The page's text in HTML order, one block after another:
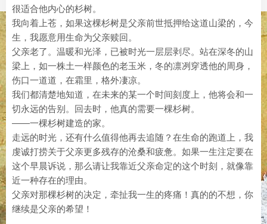
很适合他内心的杉树。
我向着上苍，如果这棵杉树是父亲前世抵押给这道山梁的，今
生，我愿意用生命为父亲赎回。
父亲老了。温暖和光泽，已被时光一层层剥尽。站在深冬的山
梁上，如一株土一样颜色的老玉米，冬的凛冽穿透他的周身，
伤口一道道，在霜里，格外凄凉。
我们都清楚地知道，在未来的某一个时间刻度上，他将会和一
切永远的告别。回去时，他真的需要一棵杉树。
——一棵杉树建造的家。
走远的时光，还有什么值得他再去追随？在生命的跑道上，我
虔诚打捞关于父亲更多残存的沧桑和疲惫。如果一生注定要在
这个早晨诉说，那么请让我靠近父亲命定的这个时刻，就像靠
近一种存在的理由。
父亲对那棵杉树的决定，牵扯我一生的疼痛！真的的不想，你
继续是父亲的希望！